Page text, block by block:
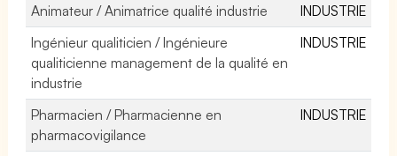
Animateur / Animatrice qualité industrie
INDUSTRIE
Ingénieur qualiticien / Ingénieure
qualiticienne management de la qualité en
industrie
INDUSTRIE
Pharmacien / Pharmacienne en
pharmacovigilance
INDUSTRIE